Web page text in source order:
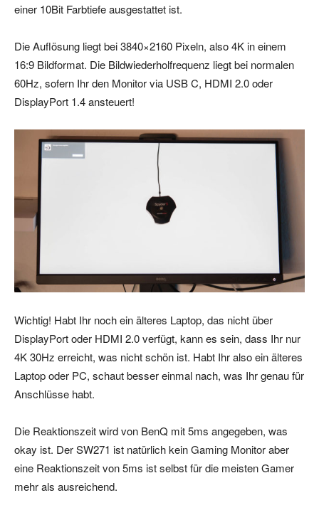
einer 10Bit Farbtiefe ausgestattet ist.
Die Auflösung liegt bei 3840×2160 Pixeln, also 4K in einem
16:9 Bildformat. Die Bildwiederholfrequenz liegt bei normalen
60Hz, sofern Ihr den Monitor via USB C, HDMI 2.0 oder
DisplayPort 1.4 ansteuert!
Wichtig! Habt Ihr noch ein älteres Laptop, das nicht über
DisplayPort oder HDMI 2.0 verfügt, kann es sein, dass Ihr nur
4K 30Hz erreicht, was nicht schön ist. Habt Ihr also ein älteres
Laptop oder PC, schaut besser einmal nach, was Ihr genau für
Anschlüsse habt.
Die Reaktionszeit wird von BenQ mit 5ms angegeben, was
okay ist. Der SW271 ist natürlich kein Gaming Monitor aber
eine Reaktionszeit von 5ms ist selbst für die meisten Gamer
mehr als ausreichend.